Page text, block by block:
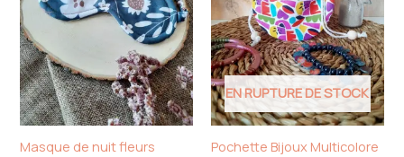
Masque de nuit fleurs
EN RUPTURE DE STOCK
Pochette Bijoux Multicolore